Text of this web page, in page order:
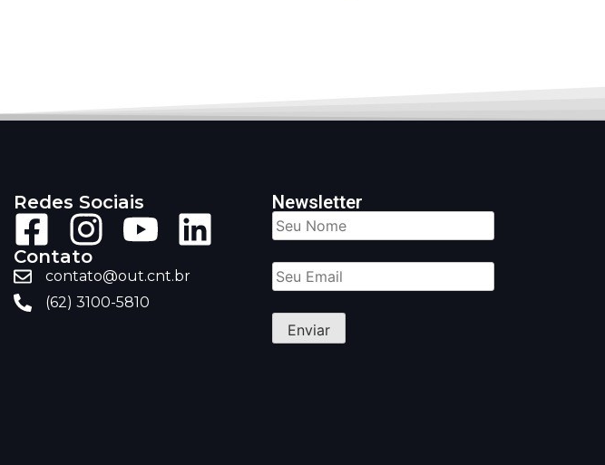
Redes Sociais
Contato
contato@out.cnt.br
(62) 3100-5810
Newsletter